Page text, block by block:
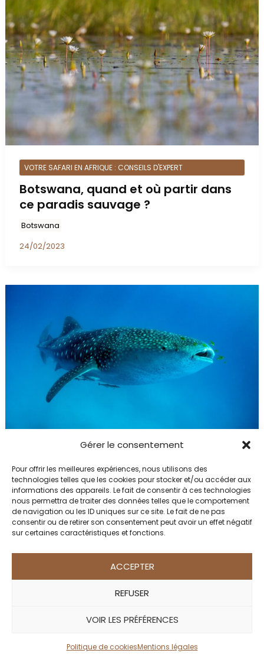
Gérer le consentement
Pour offrir les meilleures expériences, nous utilisons des
technologies telles que les cookies pour stocker et/ou accéder aux
informations des appareils. Le fait de consentir à ces technologies
nous permettra de traiter des données telles que le comportement
de navigation ou les ID uniques sur ce site. Le fait de ne pas
consentir ou de retirer son consentement peut avoir un effet négatif
sur certaines caractéristiques et fonctions.
ACCEPTER
REFUSER
VOIR LES PRÉFÉRENCES
Politique de cookiesMentions légales
VOTRE SAFARI EN AFRIQUE : CONSEILS D'EXPERT
Botswana, quand et où partir dans
ce paradis sauvage ?
Botswana
24/02/2023
Mon séjour sur l’île de Mafia Island, le
paradis sauvage
Tanzanie
09/02/2023